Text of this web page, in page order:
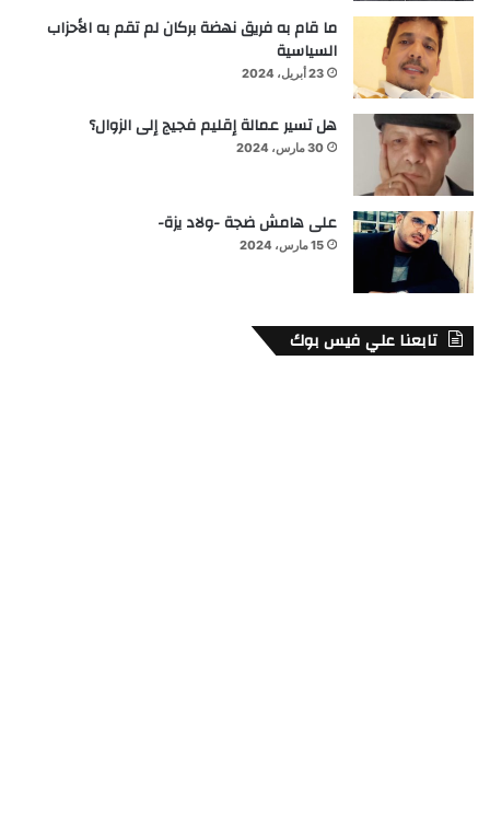
ما قام به فريق نهضة بركان لم تقم به الأحزاب
السياسية
23 أبريل، 2024
هل تسير عمالة إقليم فجيج إلى الزوال؟
30 مارس، 2024
على هامش ضجة -ولاد يزة-
15 مارس، 2024
تابعنا علي فيس بوك